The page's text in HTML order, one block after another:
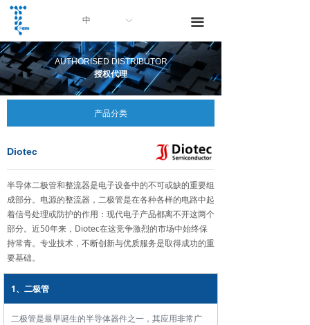
끀
ꀅ
中
Diotec
半导体二极管和整流器是电子设备中的不可或缺的重要组
成部分。电源的整流器，二极管是在各种各样的电路中起
着信号处理或防护的作用：现代电子产品都离不开这两个
部分。近50年来，Diotec在这竞争激烈的市场中始终保
持常青。专业技术，不断创新与优质服务是取得成功的重
要基础。
1、二极管
二极管是最早诞生的半导体器件之一，其应用非常广
AUTHORISED DISTRIBUTOR
授权代理
产品分类